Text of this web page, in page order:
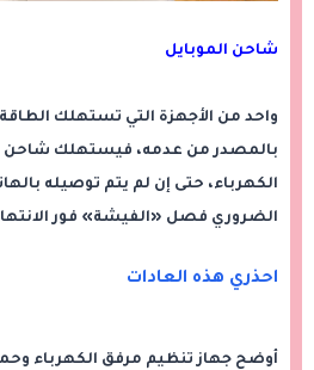
شاحن الموبايل
واحد من الأجهزة التي تستهلك
بالمصدر من عدمه، فيستهلك شاحن
الكهرباء، حتى إن لم يتم توصيله
الضروري فصل «الفيشة» فور
احذري هذه العادات
أوضح جهاز تنظيم مرفق الكهرباء